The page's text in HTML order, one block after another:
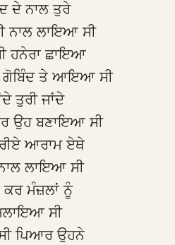
ਦੇ ਨਾਲ ਤੁਰੇ
ਨਾਲ ਲਾਇਆ ਸੀ
ਹਨੇਰਾ ਛਾਇਆ
ਗੋਬਿੰਦ ਤੇ ਆਇਆ ਸੀ
ਤੁਰੀ ਜਾਂਦੇ
ਉਹ ਬਣਾਇਆ ਸੀ
ਆਰਾਮ ਏਥੇ
ਲਾਇਆ ਸੀ
ਕਰ ਮੰਜ਼ਲਾਂ ਨੂੰ
ਸੀ
ਪਿਆਰ ਉਹਨੇ